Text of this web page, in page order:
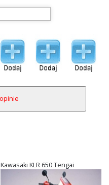
Kawasaki KLR 650 Tengai